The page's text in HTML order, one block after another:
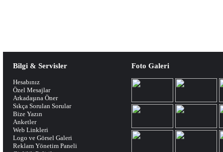
Bilgi & Servisler
Hesabınız
Özel Mesajlar
Arkadaşına Öner
Sıkça Sorulan Sorular
Bize Yazın
Anketler
Web Linkleri
Logo ve Görsel Galeri
Reklam Yönetim Paneli
Foto Galeri